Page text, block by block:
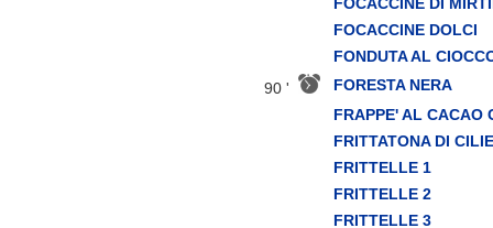
FOCACCINE DOLCI
FONDUTA AL
90 '
FORESTA NERA
FRAPPE' AL CACAO
FRITTATONA DI
FRITTELLE 1
FRITTELLE 2
FRITTELLE 3